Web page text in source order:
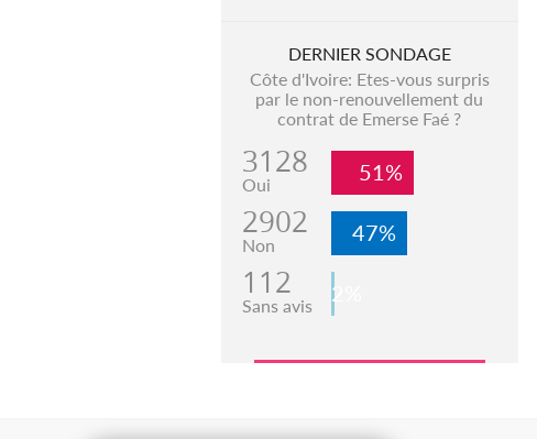
DERNIER SONDAGE
Côte d'Ivoire: Etes-vous surpris
par le non-renouvellement du
contrat de Emerse Faé ?
3128
Oui 51%
2902
Non 47%
112
Sans avis 2%